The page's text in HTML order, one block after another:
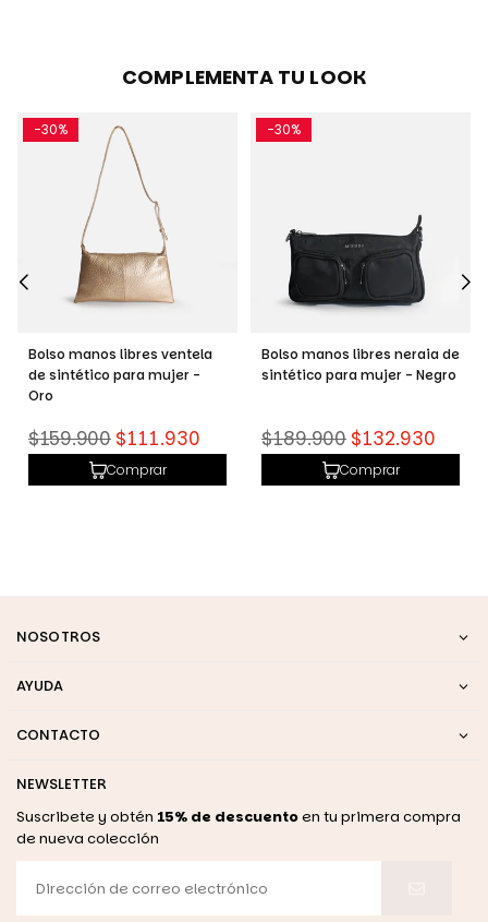
COMPLEMENTA TU LOOK
-30%
Bolso manos libres ventela
de sintético para mujer -
Oro
Precio
habitual
$159.900 $111.930
Comprar
-30%
Bolso manos libres neraia de
sintético para mujer - Negro
Precio
habitual
$189.900 $132.930
Comprar
NOSOTROS
AYUDA
CONTACTO
NEWSLETTER
Suscribete y obtén 15% de descuentoen tu primera compra
de nueva colección